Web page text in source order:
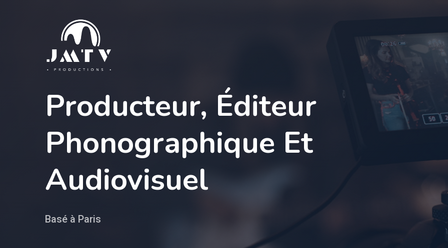
Hit enter to search or ESC to close
Producteur, Éditeur
Phonographique Et
Audiovisuel
Basé à Paris